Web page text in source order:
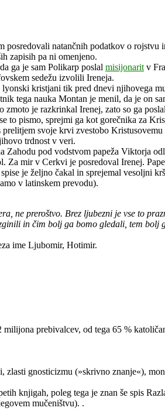
posredovali natančnih podatkov o
zapisih pa ni omenjeno.
ga je sam Polikarp poslal misijonarit v
sedežu izvolili Ireneja.
kristjani tik pred dnevi njihovega
tega nauka Montan je menil, da je on
je razkrinkal Irenej, zato so ga
to pismo, sprejmi ga kot gorečnika za
svoje krvi zvestobo
trdnost v veri.
pod vodstvom papeža Viktorja
mir v Cerkvi je posredoval Irenej.
je željno čakal in sprejemal vesoljni
v latinskem prevodu).
ne preroštvo. Brez ljubezni je vse to
in čim bolj ga bomo gledali, tem bolj
ime Ljubomir, Hotimir.
prebivalcev, od tega 65 %
gnosticizmu (»skrivno znanje«),
knjigah, poleg tega je znan še spis
mučeništvu). .